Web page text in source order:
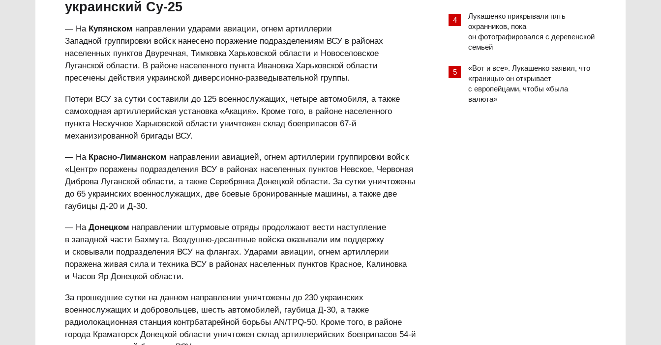
Лукашенко прикрывали пять
охранников, пока
он фотографировался с деревенской
семьей
«Вот и все». Лукашенко заявил, что
«границы» он открывает
с европейцами, чтобы «была
валюта»
украинский Су-25
— На Купянском направлении ударами авиации, огнем артиллерии
Западной группировки войск нанесено поражение подразделениям ВСУ в районах
населенных пунктов Двуречная, Тимковка Харьковской области и Новоселовское
Луганской области. В районе населенного пункта Ивановка Харьковской области
пресечены действия украинской диверсионно-разведывательной группы.
Потери ВСУ за сутки составили до 125 военнослужащих, четыре автомобиля, а также
самоходная артиллерийская установка «Акация». Кроме того, в районе населенного
пункта Нескучное Харьковской области уничтожен склад боеприпасов 67-й
механизированной бригады ВСУ.
— На Красно-Лиманском направлении авиацией, огнем артиллерии группировки войск
«Центр» поражены подразделения ВСУ в районах населенных пунктов Невское, Червоная
Диброва Луганской области, а также Серебрянка Донецкой области. За сутки уничтожены
до 65 украинских военнослужащих, две боевые бронированные машины, а также две
гаубицы Д-20 и Д-30.
— На Донецком направлении штурмовые отряды продолжают вести наступление
в западной части Бахмута. Воздушно-десантные войска оказывали им поддержку
и сковывали подразделения ВСУ на флангах. Ударами авиации, огнем артиллерии
поражена живая сила и техника ВСУ в районах населенных пунктов Красное, Калиновка
и Часов Яр Донецкой области.
За прошедшие сутки на данном направлении уничтожены до 230 украинских
военнослужащих и добровольцев, шесть автомобилей, гаубица Д-30, а также
радиолокационная станция контрбатарейной борьбы AN/TPQ-50. Кроме того, в районе
города Краматорск Донецкой области уничтожен склад артиллерийских боеприпасов 54-й